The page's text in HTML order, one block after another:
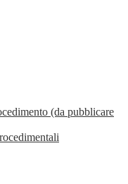
(da pubblicare